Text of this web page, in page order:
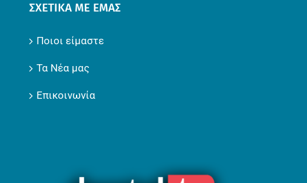
ΣΧΕΤΙΚΆ ΜΕ ΕΜΆΣ
Ποιοι είμαστε
Τα Νέα μας
Επικοινωνία